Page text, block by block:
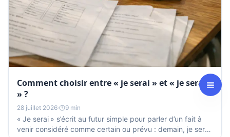
Comment choisir entre « je serai » et « je serais
» ?
28 juillet 2026· 9 min
« Je serai » s’écrit au futur simple pour parler d’un fait à
venir considéré comme certain ou prévu : demain, je serai